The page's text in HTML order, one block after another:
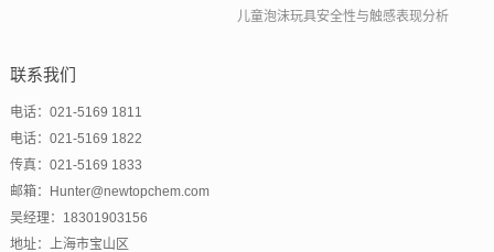
儿童泡沫玩具安全性与触感表现分析
联系我们
电话：021-5169 1811
电话：021-5169 1822
传真：021-5169 1833
邮箱：Hunter@newtopchem.com
吴经理：18301903156
地址：上海市宝山区